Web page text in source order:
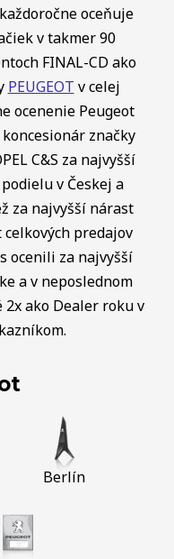
oceňuje
v takmer 90
FINAL-CD ako
PEUGEOT v celej
ocenenie Peugeot
značky
C&S za najvyšší
v Českej a
za najvyšší nárast
predajov
ocenili za najvyšší
a v neposlednom
2x ako Dealer roku v
Berlín